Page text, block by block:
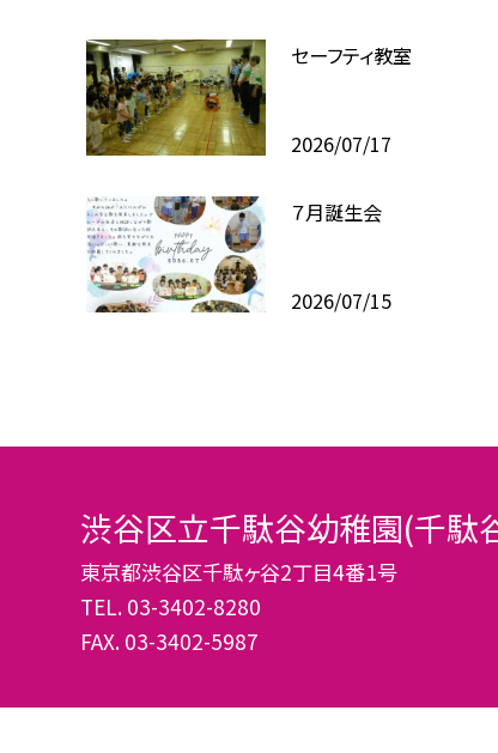
セーフティ教室
2026/07/17
７月誕生会
2026/07/15
渋谷区立千駄谷幼稚園(千駄
東京都渋谷区千駄ヶ谷2丁目4番1号
TEL. 03-3402-8280
FAX. 03-3402-5987